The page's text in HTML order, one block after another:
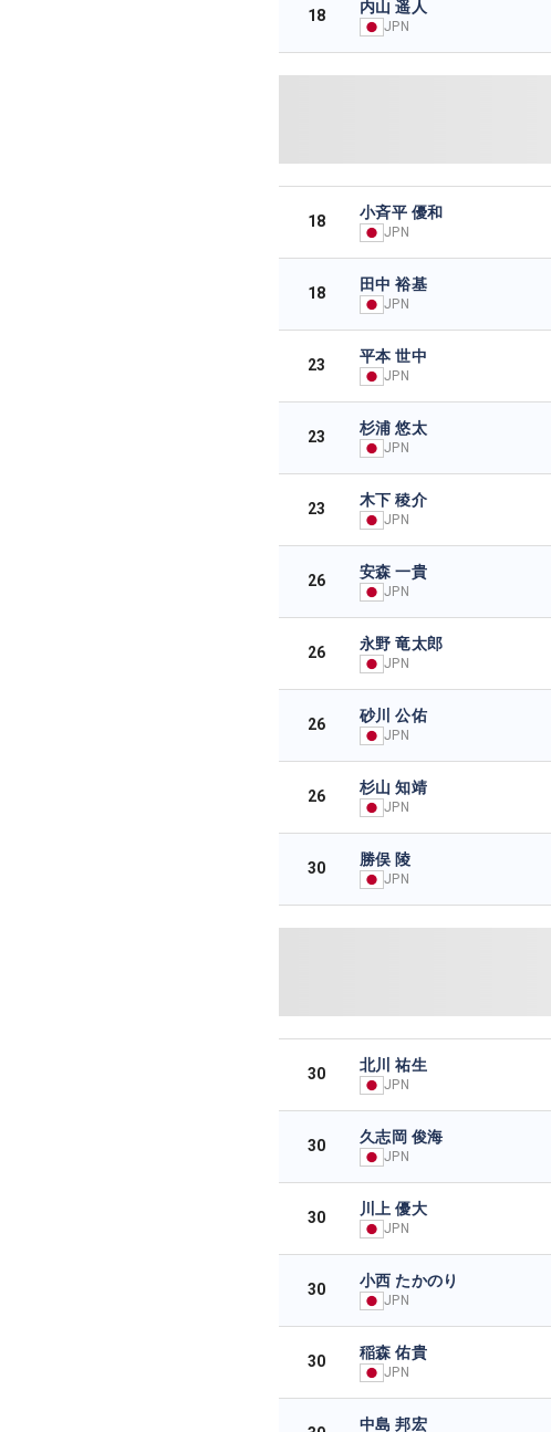
18 内山 遥人
JPN
18 小斉平 優和
JPN
18 田中 裕基
JPN
23 平本 世中
JPN
23 杉浦 悠太
JPN
23 木下 稜介
JPN
26 安森 一貴
JPN
26 永野 竜太郎
JPN
26 砂川 公佑
JPN
26 杉山 知靖
JPN
30 勝俣 陵
JPN
30 北川 祐生
JPN
30 久志岡 俊海
JPN
30 川上 優大
JPN
30 小西 たかのり
JPN
30 稲森 佑貴
JPN
中島 邦宏